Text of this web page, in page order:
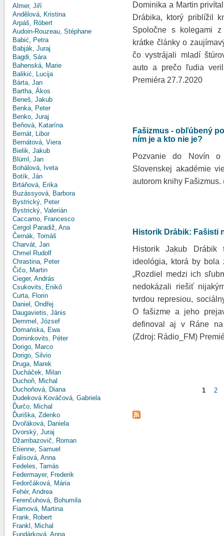
Almer, Jiří
Andělová, Kristina
Arpáš, Róbert
Audoin-Rouzeau, Stéphane
Babić, Petra
Babják, Juraj
Bagdi, Sára
Bahenská, Marie
Balikić, Lucija
Bárta, Jan
Bartha, Ákos
Beneš, Jakub
Benka, Peter
Benko, Juraj
Beňová, Katarína
Bernát, Libor
Bernátová, Viera
Bielik, Jakub
Blüml, Jan
Bohálová, Iveta
Botík, Ján
Brtáňová, Erika
Buzássyová, Barbora
Bystrický, Peter
Bystrický, Valerián
Caccamo, Francesco
Cergol Paradiž, Ana
Černák, Tomáš
Charvát, Jan
Chmel Rudolf
Chrastina, Peter
Čičo, Martin
Cieger, András
Csukovits, Enikő
Curta, Florin
Daniel, Ondřej
Daugavietis, Jānis
Demmel, József
Domańska, Ewa
Dominkovits, Péter
Dorigo, Marco
Dorigo, Silvio
Druga, Marek
Ducháček, Milan
Duchoň, Michal
Duchoňová, Diana
Dudeková Kováčová, Gabriela
Ďurčo, Michal
Ďuriška, Zdenko
Dvořáková, Daniela
Dvorský, Juraj
Džambazovič, Roman
Etienne, Samuel
Falisová, Anna
Fedeles, Tamás
Federmayer, Frederik
Fedorčáková, Mária
Fehér, Andrea
Ferenčuhová, Bohumila
Fiamová, Martina
Frank, Robert
Frankl, Michal
Fundárková, Anna
Dominika a Martin
Drábika, ktorý priblížil
Spoločne s kolegami
krátke články o
čo vystrájali mladí
auto a prečo ľudia
Premiéra 27.7.2020
Fašizmus - obľúbený
ním je a kto nie je?
Pozvanie do Novín
Slovenskej akadémie
autorom knihy
Historik Drábik: Fašisti
Historik Jakub
ideológia, ktorá by bola
„Rozdiel medzi ich
nedokázali riešiť
tvrdou represiou,
O fašizme a jeho
definoval aj v Ráne
(Zdroj: Rádio_FM)
1 2